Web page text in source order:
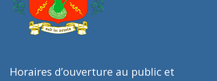
Horaires d’ouverture au public et